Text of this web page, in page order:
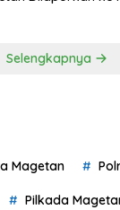
Selengkapnya
Magetan
Pilkada